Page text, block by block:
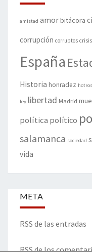
amistad amorbitácora
corrupción corruptos crisis
España
Historia honradez hotros
ley libertad Madrid
política político
salamanca sociedad
vida
META
RSS de las entradas
RSS de los